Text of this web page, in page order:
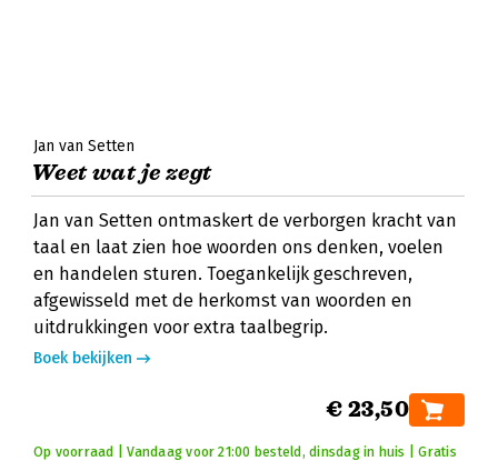
Jan van Setten
Weet wat je zegt
Jan van Setten ontmaskert de verborgen kracht van
taal en laat zien hoe woorden ons denken, voelen
en handelen sturen. Toegankelijk geschreven,
afgewisseld met de herkomst van woorden en
uitdrukkingen voor extra taalbegrip.
Boek bekijken
€ 23,50
Op voorraad | Vandaag voor 21:00 besteld, dinsdag in huis | Gratis